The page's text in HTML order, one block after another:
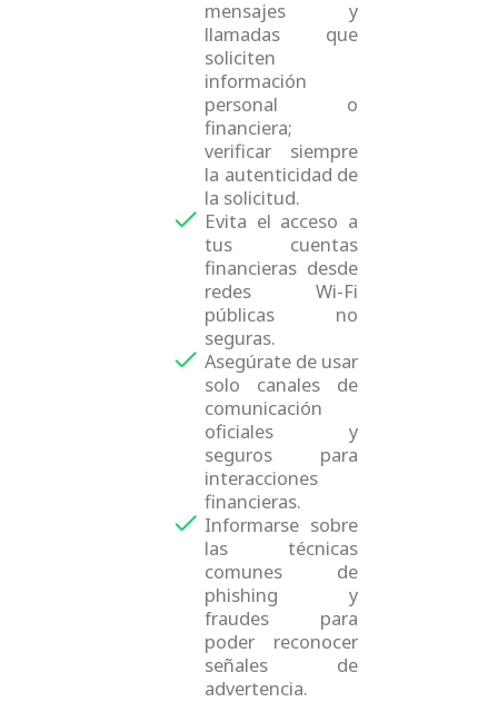
mensajes y
llamadas que
soliciten
información
personal o
financiera;
verificar siempre
la autenticidad de
la solicitud.
Evita el acceso a
tus cuentas
financieras desde
redes Wi-Fi
públicas no
seguras.
Asegúrate de usar
solo canales de
comunicación
oficiales y
seguros para
interacciones
financieras.
Informarse sobre
las técnicas
comunes de
phishing y
fraudes para
poder reconocer
señales de
advertencia.